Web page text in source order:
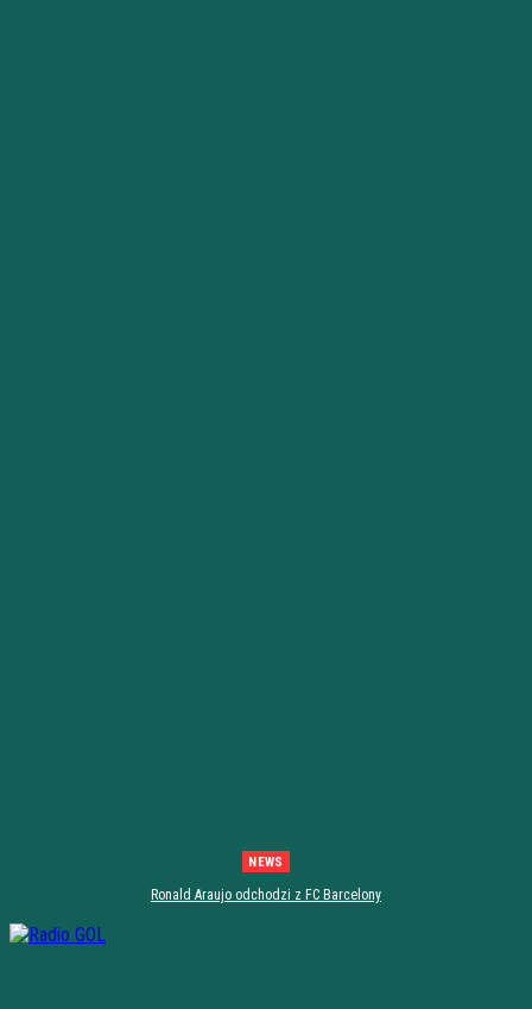
NEWS
Ronald Araujo odchodzi z FC Barcelony